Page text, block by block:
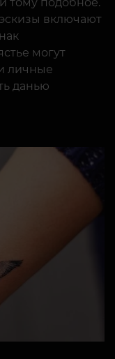
включают
могут
личные
данью